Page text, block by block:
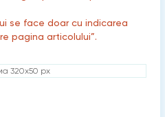
se face doar cu indicarea
pagina articolului”.
320x50 px